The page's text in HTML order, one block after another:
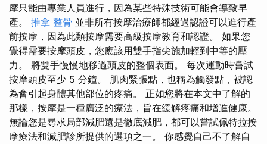
摩只能由專業人員進行，因為某些特殊技術可能會導致早
產。 推拿 整骨 並非所有按摩治療師都經過認證可以進行產
前按摩，因為此類按摩需要高級按摩教育和認證。 如果您
覺得需要按摩頭皮，您應該用雙手指尖施加輕到中等的壓
力。 將雙手慢慢地移過頭皮的整個表面。 每次運動時嘗試
按摩頭皮至少 5 分鐘。 肌肉緊張點，也稱為觸發點，被認
為會引起身體其他部位的疼痛。 正如您將在本文中了解的
那樣，按摩是一種廣泛的療法，旨在緩解疼痛和增進健康。
無論您是尋求局部減肥還是徹底減肥，都可以嘗試佩特拉按
摩療法和減肥診所提供的選項之一。 你感覺自己不了解自